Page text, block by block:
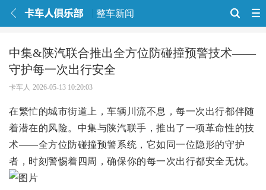
整车新闻
中集&陕汽联合推出全方位防碰撞预警技术——
守护每一次出行安全
卡车人 2026-05-13 10:20:03
在繁忙的城市街道上，车辆川流不息，每一次出行都伴随
着潜在的风险。中集与陕汽联手，推出了一项革命性的技
术——全方位防碰撞预警系统，它如同一位隐形的守护
者，时刻警惕着四周，确保你的每一次出行都安全无忧。